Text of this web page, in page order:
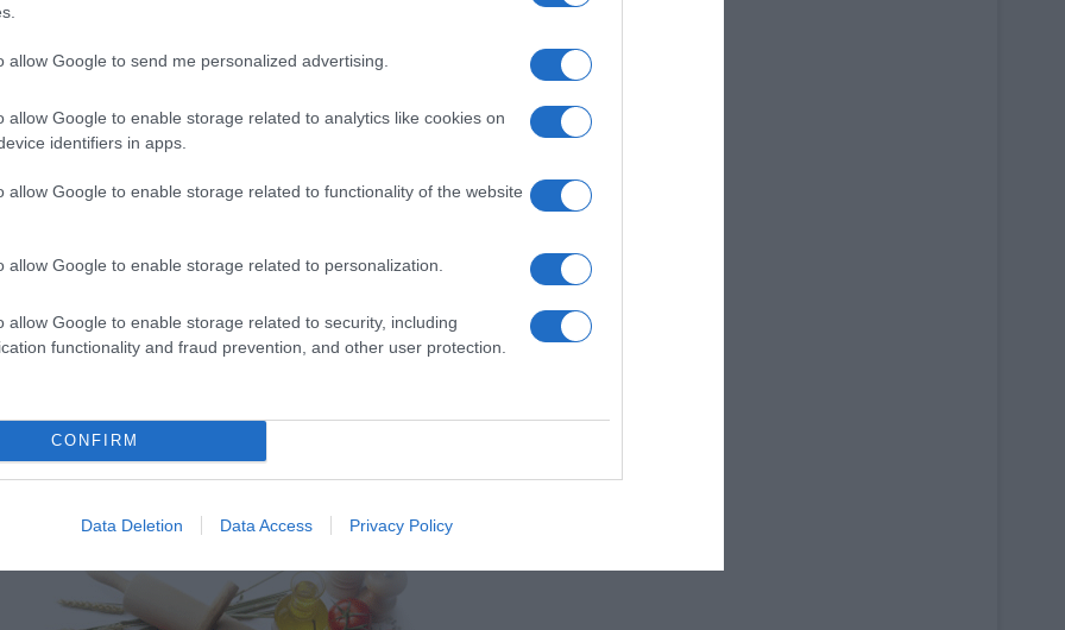
allow Google to send me personalized advertising.
allow Google to enable storage related to analytics like cookies on
identifiers in apps.
allow Google to enable storage related to functionality of the website
allow Google to enable storage related to personalization.
allow Google to enable storage related to security, including
functionality and fraud prevention, and other user protection.
CONFIRM
Data Deletion Data Access Privacy Policy
Les badigeonner d’huile d’olive. Ajouter un filet de
de basilic pourpre
« fait maison » en tranchant très finement du rond de